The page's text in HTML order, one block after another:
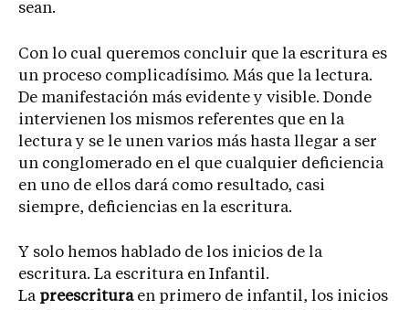
sean.
Con lo cual queremos concluir que la escritura es
un proceso complicadísimo. Más que la lectura.
De manifestación más evidente y visible. Donde
intervienen los mismos referentes que en la
lectura y se le unen varios más hasta llegar a ser
un conglomerado en el que cualquier deficiencia
en uno de ellos dará como resultado, casi
siempre, deficiencias en la escritura.
Y solo hemos hablado de los inicios de la
escritura. La escritura en Infantil.
La preescrituraen primero de infantil, los inicios